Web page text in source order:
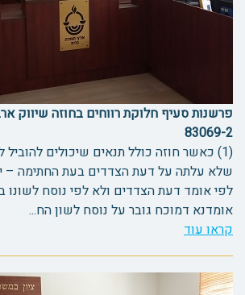
פרשנות סעיף חלוקת רווחים בחוזה שיווק
83069-2
(1) כאשר חוזה כולל תנאים שיכולים
שלא עלתה על דעת הצדדים בעת החתימה –
אומדנא דמוכח גובר על נוסח לשון הח...
קראו עוד